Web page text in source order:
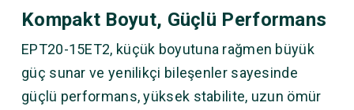
Kompakt Boyut, Güçlü Performans
EPT20-15ET2, küçük boyutuna rağmen büyük
güç sunar ve yenilikçi bileşenler sayesinde
güçlü performans, yüksek stabilite, uzun ömür